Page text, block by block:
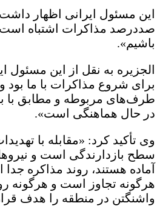
این مسئول ایرانی اظهار
صددرصد مذاکرات اشتباه است؛
باشیم».
الجزیره به نقل از این مسئول
برای شروع مذاکرات با ما بود و
طرف‌های مربوطه و مطابق با
در حال هماهنگی است».
وی تأکید کرد: «مقابله با
سطح بازدارندگی است و
آماده هستند، روند مذاکره جدا
هرگونه تجاوز است و هرگونه
واشنگتن در منطقه را هدف